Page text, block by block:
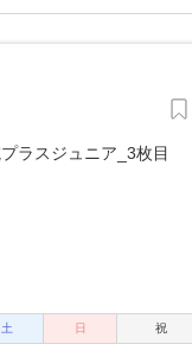
土 日 祝